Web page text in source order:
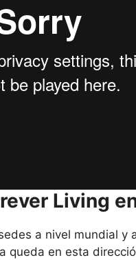
Living
a nivel mundial y
queda en esta